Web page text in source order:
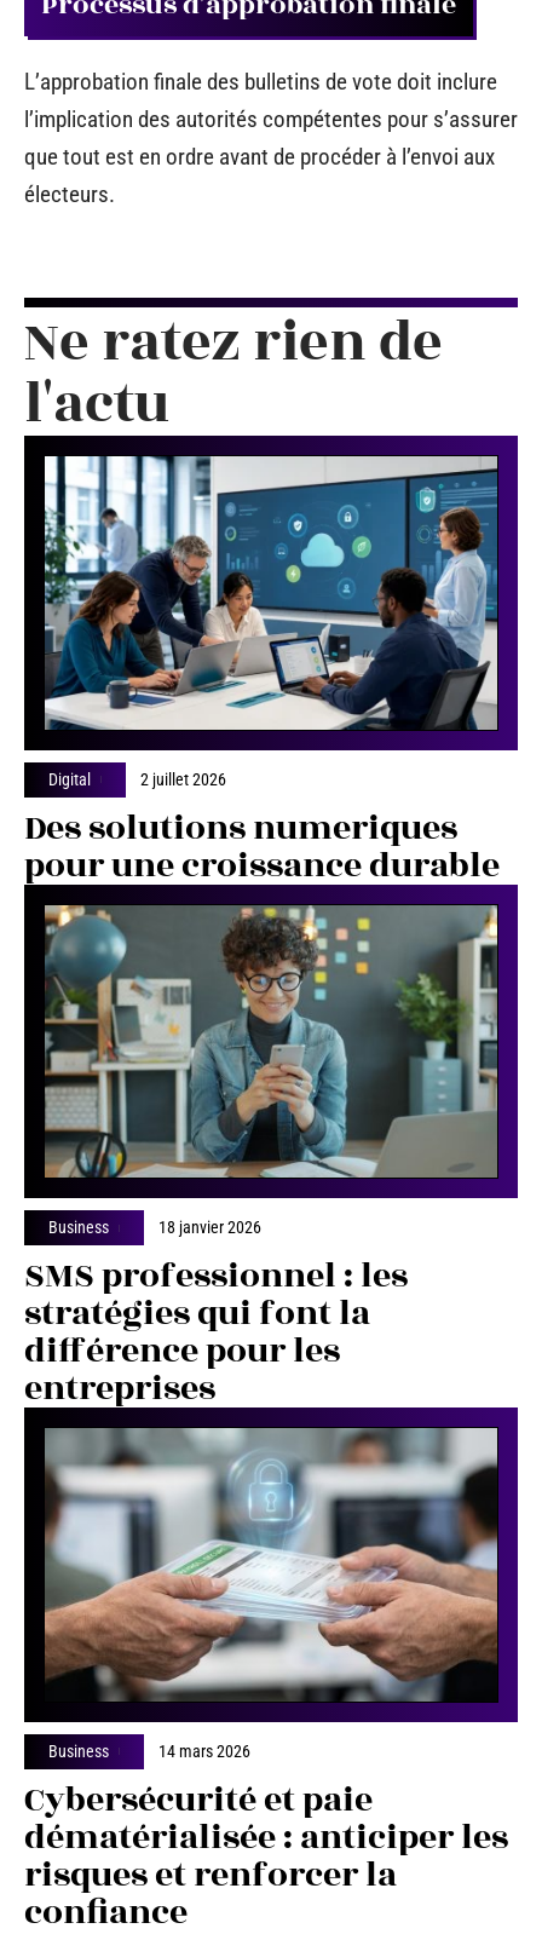
L’approbation finale des bulletins de vote doit inclure
l’implication des autorités compétentes pour s’assurer
que tout est en ordre avant de procéder à l’envoi aux
électeurs.
Ne ratez rien de
l'actu
Digital 2 juillet 2026
Des solutions numeriques
pour une croissance durable
Business 18 janvier 2026
SMS professionnel : les
stratégies qui font la
différence pour les
entreprises
Business 14 mars 2026
Cybersécurité et paie
dématérialisée : anticiper les
risques et renforcer la
confiance